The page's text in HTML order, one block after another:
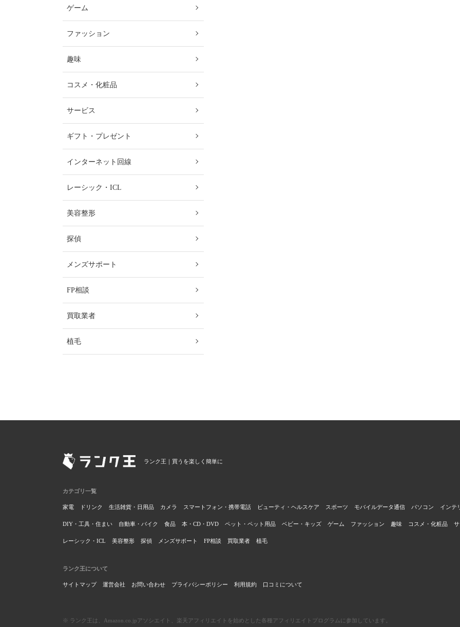
ゲーム
ファッション
趣味
コスメ・化粧品
サービス
ギフト・プレゼント
インターネット回線
レーシック・ICL
美容整形
探偵
メンズサポート
FP相談
買取業者
植毛
ランク王｜買うを楽しく簡単に
カテゴリ一覧
家電 ドリンク 生活雑貨・日用品 カメラ スマートフォン・携帯電話 ビューティ・ヘルスケア スポーツ モバイルデータ通信 パソコン インテ
DIY・工具・住まい 自動車・バイク 食品 本・CD・DVD ペット・ペット用品 ベビー・キッズ ゲーム ファッション 趣味 コスメ・化粧品
レーシック・ICL 美容整形 探偵 メンズサポート FP相談 買取業者 植毛
ランク王について
サイトマップ 運営会社 お問い合わせ プライバシーポリシー 利用規約 口コミについて
※ ランク王は、Amazon.co.jpアソシエイト、楽天アフィリエイトを始めとした各種アフィリエイトプログラムに参加しています。